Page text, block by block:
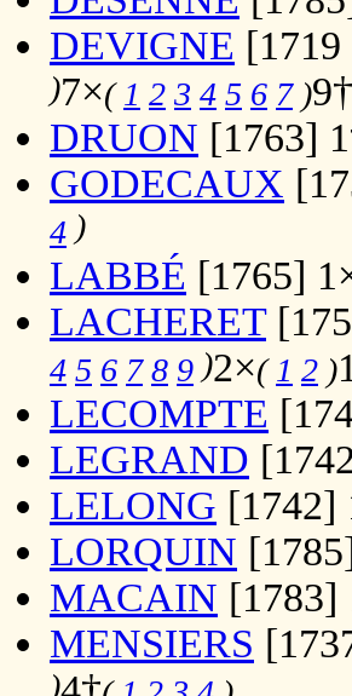
DEVIGNE [1719
)7×(1 2 3 4 5 6 7)9†
DRUON [1763]
GODECAUX
4 )
LABBÉ [1765]
LACHERET
4 5 6 7 8 9 )2×(1 2 )
LECOMPTE
LEGRAND
LELONG [1742]
LORQUIN
MACAIN [1783]
MENSIERS